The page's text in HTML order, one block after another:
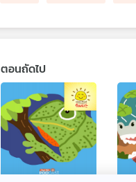
ตอนถัดไป